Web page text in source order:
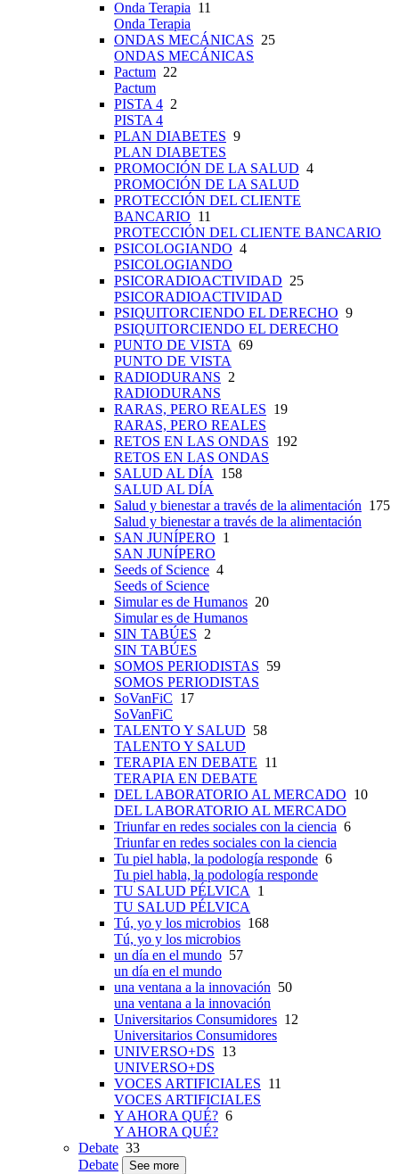
Onda Terapia 11
Onda Terapia
ONDAS MECÁNICAS 25
ONDAS MECÁNICAS
Pactum 22
Pactum
PISTA 4 2
PISTA 4
PLAN DIABETES 9
PLAN DIABETES
PROMOCIÓN DE LA SALUD 4
PROMOCIÓN DE LA SALUD
PROTECCIÓN DEL CLIENTE
BANCARIO 11
PROTECCIÓN DEL CLIENTE BANCARIO
PSICOLOGIANDO 4
PSICOLOGIANDO
PSICORADIOACTIVIDAD 25
PSICORADIOACTIVIDAD
PSIQUITORCIENDO EL DERECHO 9
PSIQUITORCIENDO EL DERECHO
PUNTO DE VISTA 69
PUNTO DE VISTA
RADIODURANS 2
RADIODURANS
RARAS, PERO REALES 19
RARAS, PERO REALES
RETOS EN LAS ONDAS 192
RETOS EN LAS ONDAS
SALUD AL DÍA 158
SALUD AL DÍA
Salud y bienestar a través de la alimentación 175
Salud y bienestar a través de la alimentación
SAN JUNÍPERO 1
SAN JUNÍPERO
Seeds of Science 4
Seeds of Science
Simular es de Humanos 20
Simular es de Humanos
SIN TABÚES 2
SIN TABÚES
SOMOS PERIODISTAS 59
SOMOS PERIODISTAS
SoVanFiC 17
SoVanFiC
TALENTO Y SALUD 58
TALENTO Y SALUD
TERAPIA EN DEBATE 11
TERAPIA EN DEBATE
DEL LABORATORIO AL MERCADO 10
DEL LABORATORIO AL MERCADO
Triunfar en redes sociales con la ciencia 6
Triunfar en redes sociales con la ciencia
Tu piel habla, la podología responde 6
Tu piel habla, la podología responde
TU SALUD PÉLVICA 1
TU SALUD PÉLVICA
Tú, yo y los microbios 168
Tú, yo y los microbios
un día en el mundo 57
un día en el mundo
una ventana a la innovación 50
una ventana a la innovación
Universitarios Consumidores 12
Universitarios Consumidores
UNIVERSO+DS 13
UNIVERSO+DS
VOCES ARTIFICIALES 11
VOCES ARTIFICIALES
Y AHORA QUÉ? 6
Y AHORA QUÉ?
Debate 33
Debate
See more